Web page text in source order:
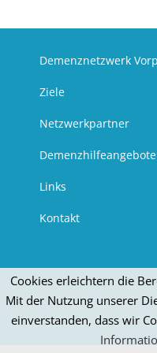
Demenznetzwerk
Ziele
Netzwerkpartner
Demenzhilfeangebote
Links
Kontakt
Cookies erleichtern die
Mit der Nutzung unserer
einverstanden, dass wir